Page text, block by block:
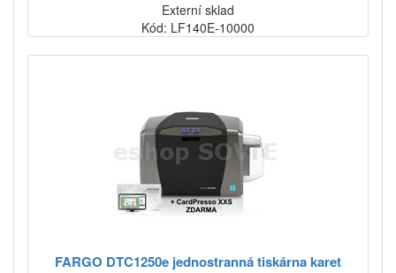
Externí sklad
Kód: LF140E-10000
FARGO DTC1250e jednostranná tiskárna karet